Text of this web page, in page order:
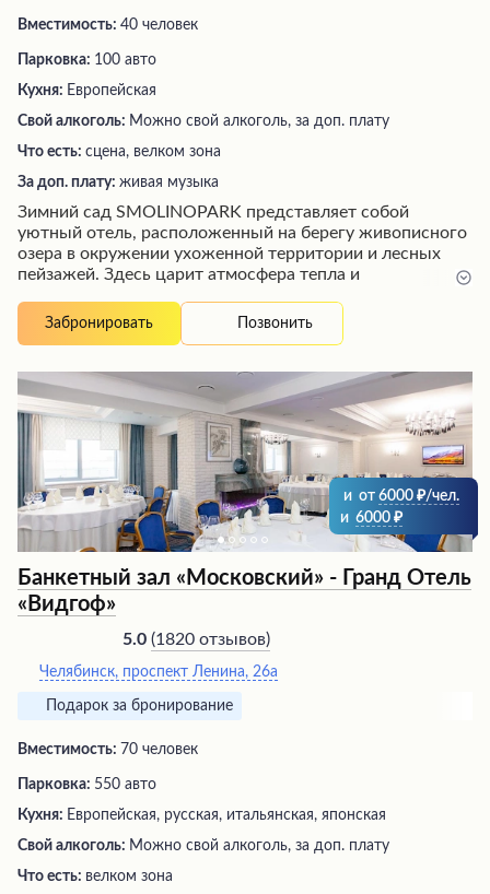
Вместимость: 40 человек
Парковка: 100 авто
Кухня: Европейская
Свой алкоголь: Можно свой алкоголь, за доп. плату
Что есть: сцена, велком зона
За доп. плату: живая музыка
Зимний сад SMOLINOPARK представляет собой
уютный отель, расположенный на берегу живописного
озера в окружении ухоженной территории и лесных
пейзажей. Здесь царит атмосфера тепла и
расслабляющая музыка в коридорах и многочисленные
продуманные детали для комфорта гостей.
блюдами высокого качества, среди которых особенно
выделяется божественный борщ в горшочке с
ароматной хлебной корочкой. Номера оформлены со
вкусом и учитывают потребности всей семьи, а
шведский стол на завтрак предлагает богатый выбор
вкусных угощений.
Забронировать Позвонить
и от 6000
/чел.
и 6000
Банкетный зал «Московский» - Гранд Отель
«Видгоф»
5.0 (1820 отзывов)
Челябинск, проспект Ленина, 26а
Подарок за бронирование
Вместимость: 70 человек
Парковка: 550 авто
Кухня: Европейская, русская, итальянская, японская
Свой алкоголь: Можно свой алкоголь, за доп. плату
Что есть: велком зона